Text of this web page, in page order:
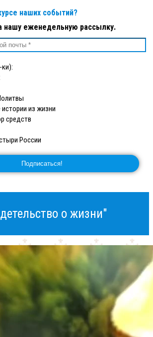
наших событий?
нашу еженедельную рассылку.
из жизни
средств
России
о жизни"